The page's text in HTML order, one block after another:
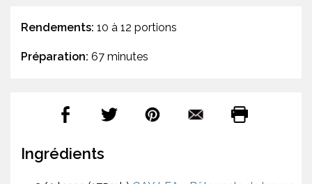
Rendements: 10 à 12 portions
Préparation: 67 minutes
Ingrédients